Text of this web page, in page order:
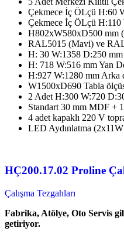
Çekmece İç ÖLçü H:60
Çekmece İç ÖLçü
H802xW580xD500 mm (
RAL5015 (Mavi) ve
H: 30 W:1358 D:250
H: 718 W:516 mm Yan
H:927 W:1280 mm Arka
W1500xD690 Tabla
2 Adet H:300 W:720
Standart 30 mm MDF +
4 adet kapaklı 220 V
LED Aydınlatma
HÇ200.17.02 Proline
Çalışma Tezgahları
Fabrika, Atölye, Oto Servis
getiriyor.